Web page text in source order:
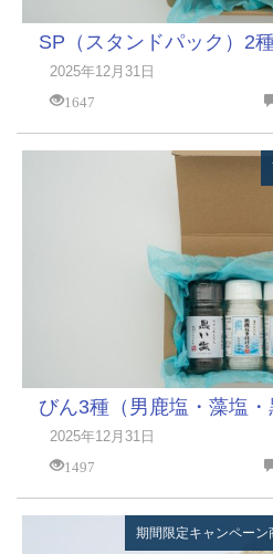
SP（スタンドパック）2
2025年12月31日
1647
びん3種（男鹿塩・藻塩・
2025年12月31日
1497
期間限定キャンペーン